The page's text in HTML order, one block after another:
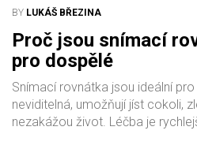
BY LUKÁŠ BŘEZINA
Proč jsou snímací
pro dospělé
Snímací rovnátka jsou ideální
neviditelná, umožňují jíst cokoli,
nezakážou život. Léčba je